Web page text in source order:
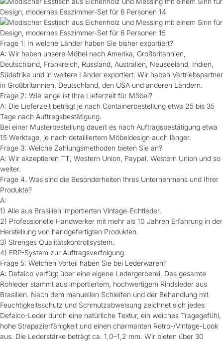
Frage 1: In welche Länder haben Sie bisher exportiert?
A: Wir haben unsere Möbel nach Amerika, Großbritannien,
Deutschland, Frankreich, Russland, Australien, Neuseeland, Indien,
Südafrika und in weitere Länder exportiert. Wir haben Vertriebspartner
in Großbritannien, Deutschland, den USA und anderen Ländern.
Frage 2: Wie lange ist Ihre Lieferzeit für Möbel?
A: Die Lieferzeit beträgt je nach Containerbestellung etwa 25 bis 35
Tage nach Auftragsbestätigung.
Bei einer Musterbestellung dauert es nach Auftragsbestätigung etwa
15 Werktage, je nach detailliertem Möbeldesign auch länger.
Frage 3: Welche Zahlungsmethoden bieten Sie an?
A: Wir akzeptieren TT, Western Union, Paypal, Western Union und so
weiter.
Frage 4. Was sind die Besonderheiten Ihres Unternehmens und Ihrer
Produkte?
A:
1) Alle aus Brasilien importierten Vintage-Echtleder.
2) Professionelle Handwerker mit mehr als 10 Jahren Erfahrung in der
Herstellung von handgefertigten Produkten.
3) Strenges Qualitätskontrollsystem.
4) ERP-System zur Auftragsverfolgung.
Frage 5: Welchen Vorteil haben Sie bei Lederwaren?
A: Defaico verfügt über eine eigene Ledergerberei. Das gesamte
Rohleder stammt aus importiertem, hochwertigem Rindsleder aus
Brasilien. Nach dem manuellen Schleifen und der Behandlung mit
Feuchtigkeitsschutz und Schmutzabweisung zeichnet sich jedes
Defaico-Leder durch eine natürliche Textur, ein weiches Tragegefühl,
hohe Strapazierfähigkeit und einen charmanten Retro-/Vintage-Look
aus. Die Lederstärke beträgt ca. 1,0–1,2 mm. Wir bieten über 30